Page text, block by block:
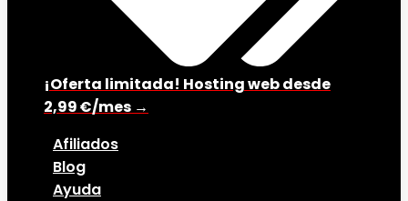
¡Oferta limitada! Hosting web desde
2,99 €/mes →
Afiliados
Blog
Ayuda